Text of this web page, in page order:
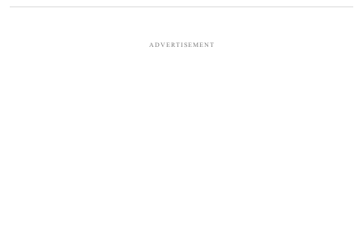
ADVERTISEMENT